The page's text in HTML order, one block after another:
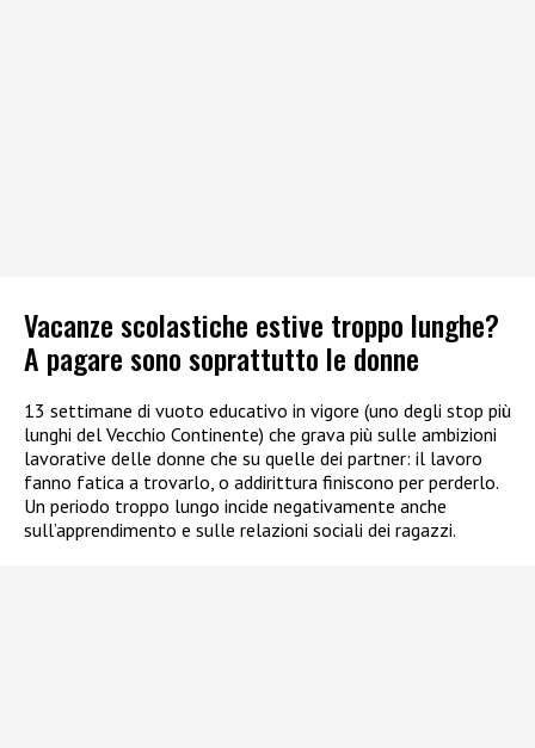
Vacanze scolastiche estive troppo lunghe?
A pagare sono soprattutto le donne
13 settimane di vuoto educativo in vigore (uno degli stop più
lunghi del Vecchio Continente) che grava più sulle ambizioni
lavorative delle donne che su quelle dei partner: il lavoro
fanno fatica a trovarlo, o addirittura finiscono per perderlo.
Un periodo troppo lungo incide negativamente anche
sull’apprendimento e sulle relazioni sociali dei ragazzi.